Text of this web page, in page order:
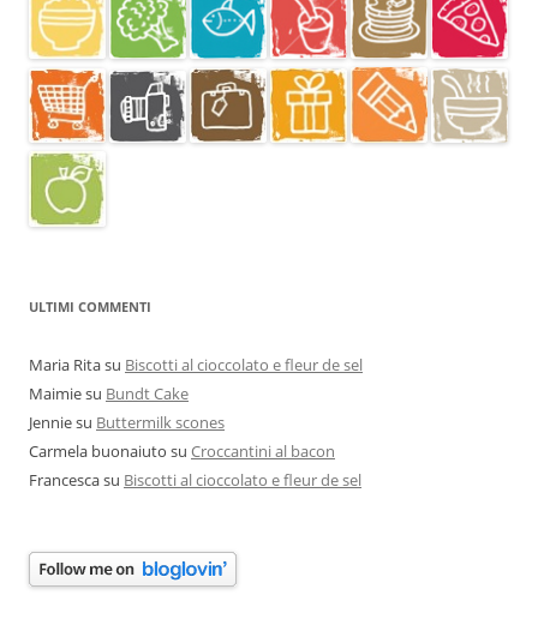
ULTIMI COMMENTI
Maria Ritasu Biscotti al cioccolato e fleur de sel
Maimiesu Bundt Cake
Jenniesu Buttermilk scones
Carmela buonaiuto su Croccantini al bacon
Francescasu Biscotti al cioccolato e fleur de sel